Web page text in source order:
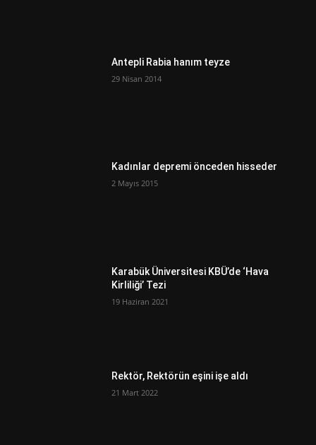
Antepli Rabia hanım teyze
29 Nisan 2014
Kadınlar depremi önceden hisseder
2 Mayıs 2015
Karabük Üniversitesi KBÜ’de ‘Hava
Kirliliği’ Tezi
19 Haziran 2021
Rektör, Rektörün eşini işe aldı
21 Mart 2022